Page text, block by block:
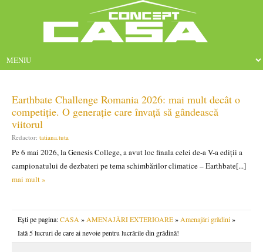
Earthbate Challenge Romania 2026: mai mult decât o
competiție. O generație care învață să gândească
viitorul
Redactor: tatiana.tuta
Pe 6 mai 2026, la Genesis College, a avut loc finala celei de-a V-a ediții a
campionatului de dezbateri pe tema schimbărilor climatice – Earthbate[...]
mai mult »
Ești pe pagina:CASA » AMENAJĂRI EXTERIOARE» Amenajări grădini»
Iată 5 lucruri de care ai nevoie pentru lucrările din grădină!